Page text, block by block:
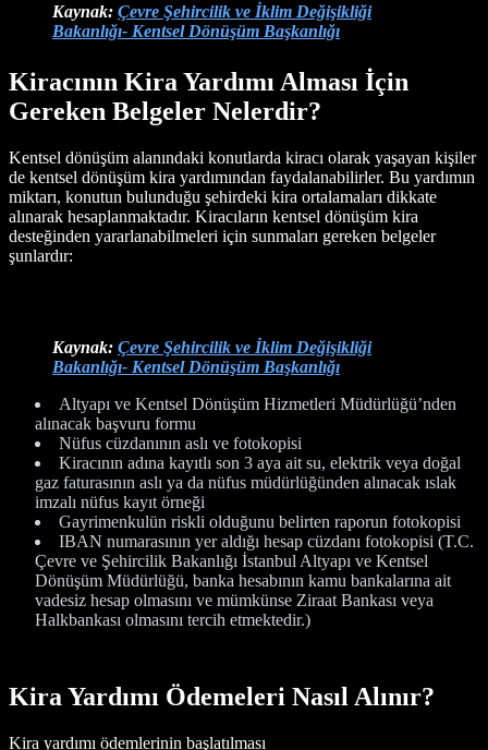
Kaynak: Çevre Şehircilik ve İklim Değişikliği
Bakanlığı- Kentsel Dönüşüm Başkanlığı
Kiracının Kira Yardımı Alması İçin
Gereken Belgeler Nelerdir?
Kentsel dönüşüm alanındaki konutlarda kiracı olarak yaşayan kişiler
de kentsel dönüşüm kira yardımından faydalanabilirler. Bu yardımın
miktarı, konutun bulunduğu şehirdeki kira ortalamaları dikkate
alınarak hesaplanmaktadır. Kiracıların kentsel dönüşüm kira
desteğinden yararlanabilmeleri için sunmaları gereken belgeler
şunlardır:
Kaynak: Çevre Şehircilik ve İklim Değişikliği
Bakanlığı- Kentsel Dönüşüm Başkanlığı
Altyapı ve Kentsel Dönüşüm Hizmetleri Müdürlüğü’nden
alınacak başvuru formu
Nüfus cüzdanının aslı ve fotokopisi
Kiracının adına kayıtlı son 3 aya ait su, elektrik veya doğal
gaz faturasının aslı ya da nüfus müdürlüğünden alınacak ıslak
imzalı nüfus kayıt örneği
Gayrimenkulün riskli olduğunu belirten raporun fotokopisi
IBAN numarasının yer aldığı hesap cüzdanı fotokopisi (T.C.
Çevre ve Şehircilik Bakanlığı İstanbul Altyapı ve Kentsel
Dönüşüm Müdürlüğü, banka hesabının kamu bankalarına ait
vadesiz hesap olmasını ve mümkünse Ziraat Bankası veya
Halkbankası olmasını tercih etmektedir.)
Kira Yardımı Ödemeleri Nasıl Alınır?
Kira yardımı ödemlerinin başlatılması